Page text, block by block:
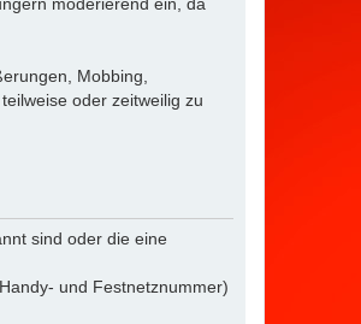
Mobbing,
oder zeitweilig zu
sind oder die eine
und Festnetznummer)